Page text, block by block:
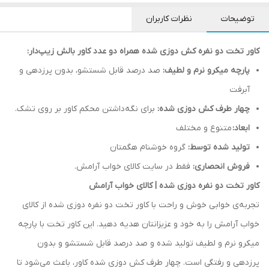
توضیحات نظرات کاربران
کاور تخت دو نفره کش دوزی شده همراه دو عدد کاور بالش زیپ‌دار:
پارچه میکرو نرم و لطیف: صد درصد قابل شستشو، بدون پرزدهی و
آبرفت
چهار طرف کش دوزی شده: برای نگه‌داشتن محکم کاور بر روی تشک.
ابعاد:متنوع و مختلف
تولید شده توسط: گروه خوشنام هگمتان
فروش انحصاری: فقط در سایت کالای خواب آرامش.
کاور تخت دو نفره دوزی شده | کالای خواب آرامش
تجربه‌ی خوابی خوش و راحت با کاور تخت دو نفره دوزی شده از کالای
خواب آرامش را به خود و عزیزانتان هدیه دهید. این کاور تخت با پارچه
میکرو نرم و لطیف تولید شده و صد درصد قابل شستشو و بدون
پرزدهی و رفتگی است. چهار طرف کش دوزی شده کاور، باعث می‌شود تا